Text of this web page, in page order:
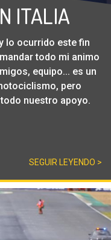
ITALIA
lo ocurrido este fin
todo mi animo
equipo... es un
pero
nuestro apoyo.
SEGUIR LEYENDO >